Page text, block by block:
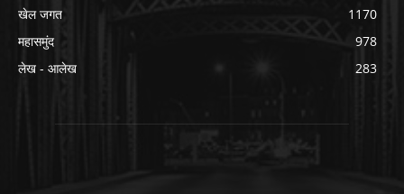
खेल जगत
1170
महासमुंद
978
लेख - आलेख
283